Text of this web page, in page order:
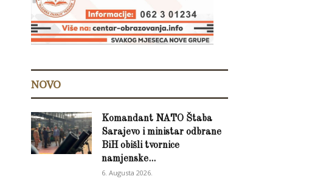
NOVO
Komandant NATO Štaba
Sarajevo i ministar odbrane
BiH obišli tvornice
namjenske...
6. Augusta 2026.